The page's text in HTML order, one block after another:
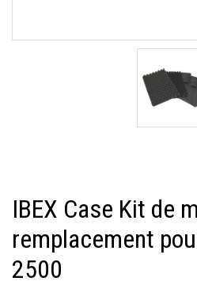
IBEX Case Kit de
remplacement
2500